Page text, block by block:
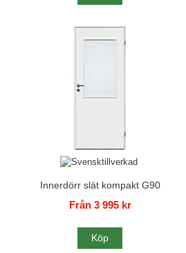
Innerdörr slät kompakt G90
Från 3 995 kr
Köp